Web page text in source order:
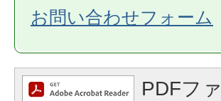
お問い合わせフォーム
PDFフ